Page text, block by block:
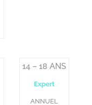
14 – 18 ANS
Expert
ANNUEL